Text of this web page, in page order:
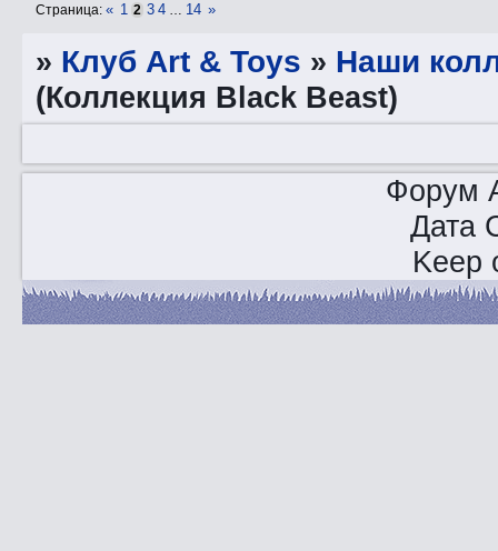
Страница:« 1 2 3 4 … 14 »
» Клуб Art & Toys » Наши
(Коллекция Black Beast)
Форум
Дата
Keep